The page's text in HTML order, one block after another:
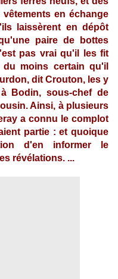
en échange
laissèrent en dépôt
paire de bottes
pas vrai qu'il les fit
moins certain qu'il
dit Crouton, les y
Bodin, sous-chef de
Ainsi, à plusieurs
a connu le complot
partie : et quoique
d'en informer le
révélations. ...